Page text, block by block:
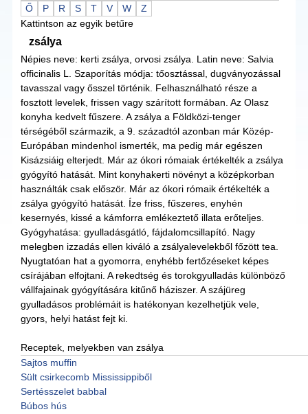
Ő
P R S T V W
Z
Kattintson az egyik betűre
zsálya
Népies neve: kerti zsálya, orvosi zsálya. Latin neve: Salvia
officinalis L. Szaporítás módja: tőosztással, dugványozással
tavasszal vagy ősszel történik. Felhasználható része a
fosztott levelek, frissen vagy szárított formában. Az Olasz
konyha kedvelt fűszere. A zsálya a Földközi-tenger
térségéből származik, a 9. századtól azonban már Közép-
Európában mindenhol ismerték, ma pedig már egészen
Kisázsiáig elterjedt. Már az ókori rómaiak értékelték a zsálya
gyógyító hatását. Mint konyhakerti növényt a középkorban
használták csak először. Már az ókori rómaik értékelték a
zsálya gyógyító hatását. Íze friss, fűszeres, enyhén
kesernyés, kissé a kámforra emlékeztető illata erőteljes.
Gyógyhatása: gyulladásgátló, fájdalomcsillapító. Nagy
melegben izzadás ellen kiváló a zsályalevelekből főzött tea.
Nyugtatóan hat a gyomorra, enyhébb fertőzéseket képes
csírájában elfojtani. A rekedtség és torokgyulladás különböző
vállfajainak gyógyítására kitűnő háziszer. A szájüreg
gyulladásos problémáit is hatékonyan kezelhetjük vele,
gyors, helyi hatást fejt ki.
Receptek, melyekben van zsálya
Sajtos muffin
Sült csirkecomb Mississippiből
Sertésszelet babbal
Búbos hús